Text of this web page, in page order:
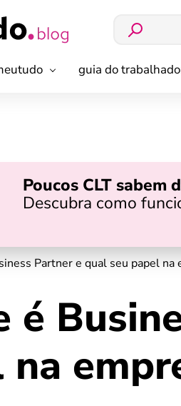
guia do
Poucos CLT sabem
Descubra como
Partner e qual seu papel na
é
na